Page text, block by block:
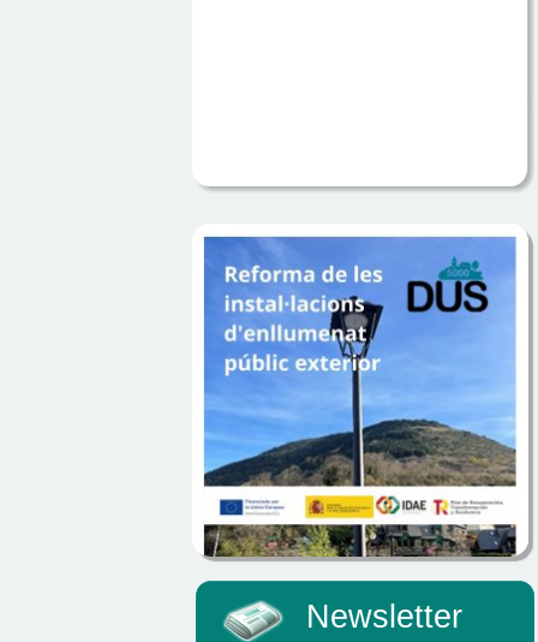
Newsletter